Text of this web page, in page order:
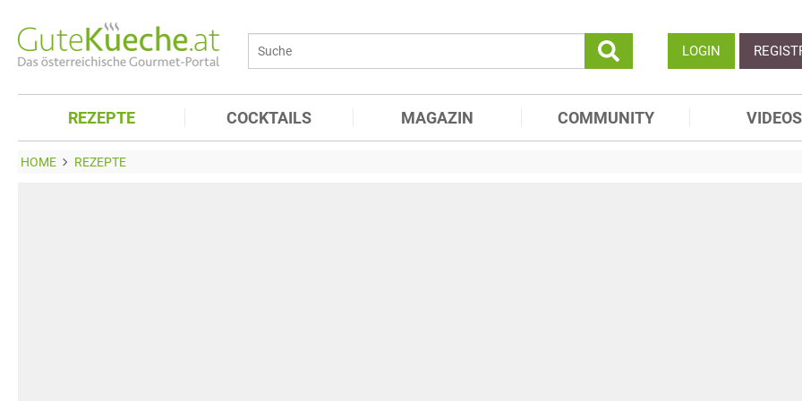
LOGIN
REZEPTE COCKTAILS MAGAZIN COMMUNITY VIDEOS
HOME REZEPTE